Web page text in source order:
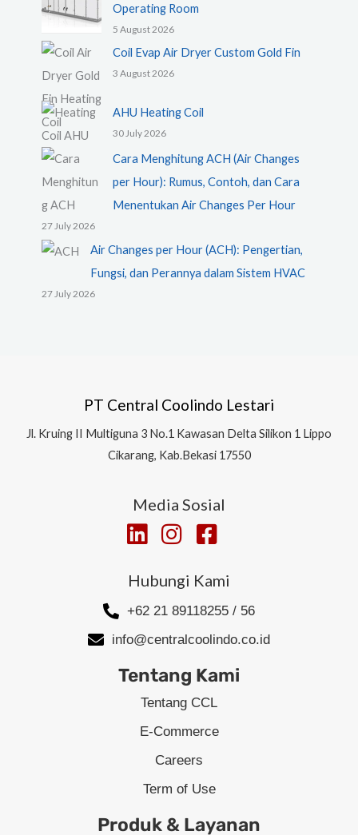
Operating Room
5 August 2026
Coil Evap Air Dryer Custom Gold Fin
3 August 2026
AHU Heating Coil
30 July 2026
Cara Menghitung ACH (Air Changes
per Hour): Rumus, Contoh, dan Cara
Menentukan Air Changes Per Hour
27 July 2026
Air Changes per Hour (ACH): Pengertian,
Fungsi, dan Perannya dalam Sistem HVAC
27 July 2026
PT Central Coolindo Lestari
Jl. Kruing II Multiguna 3 No.1 Kawasan Delta Silikon 1 Lippo
Cikarang, Kab.Bekasi 17550
Media Sosial
Hubungi Kami
+62 21 89118255 / 56
info@centralcoolindo.co.id
Tentang Kami
Tentang CCL
E-Commerce
Careers
Term of Use
Produk & Layanan